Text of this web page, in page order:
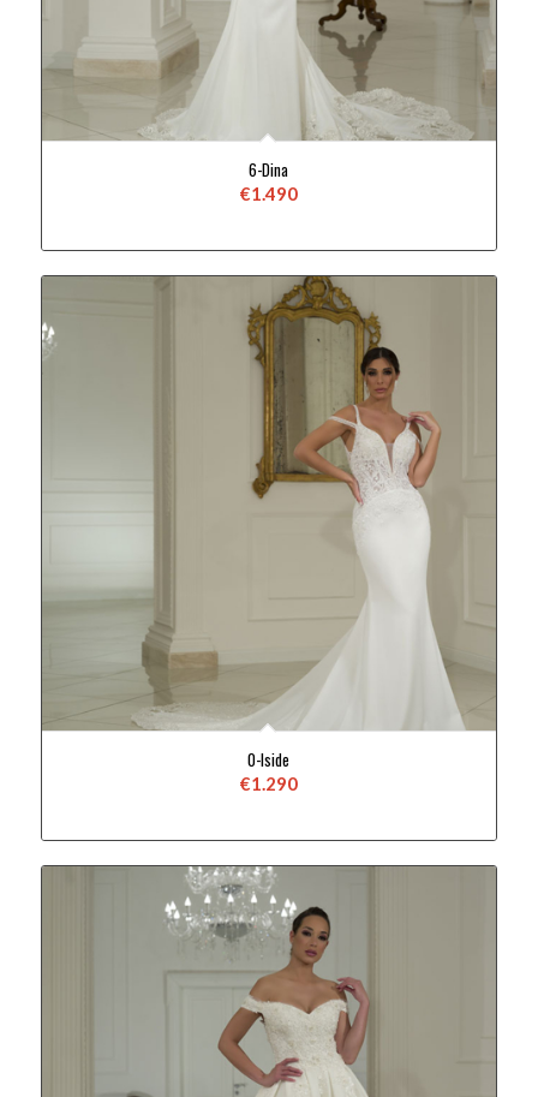
6-Dina
€1.490
0-Iside
€1.290